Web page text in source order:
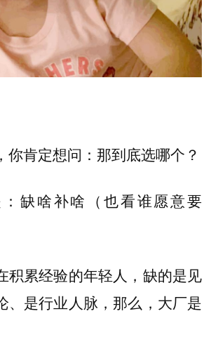
你肯定想问：那到底选哪个？
缺啥补啥（也看谁愿意要
积累经验的年轻人，缺的是见
、是行业人脉，那么，大厂是